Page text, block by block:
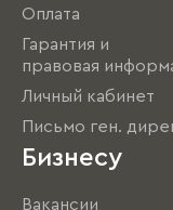
Оплата
Гарантия и
правовая
Личный кабинет
Письмо ген.
Бизнесу
Вакансии